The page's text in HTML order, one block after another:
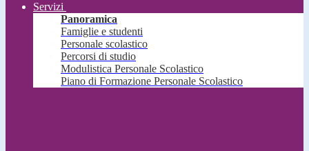
Servizi
Panoramica
Famiglie e studenti
Personale scolastico
Percorsi di studio
Modulistica Personale Scolastico
Piano di Formazione Personale Scolastico